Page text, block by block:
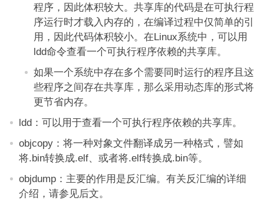
程序，因此体积较大。共享库的代码是在可执行程
序运行时才载入内存的，在编译过程中仅简单的引
用，因此代码体积较小。在Linux系统中，可以用
ldd命令查看一个可执行程序依赖的共享库。
如果一个系统中存在多个需要同时运行的程序且这
些程序之间存在共享库，那么采用动态库的形式将
更节省内存。
ldd：可以用于查看一个可执行程序依赖的共享库。
objcopy：将一种对象文件翻译成另一种格式，譬如
将.bin转换成.elf、或者将.elf转换成.bin等。
objdump：主要的作用是反汇编。有关反汇编的详细
介绍，请参见后文。